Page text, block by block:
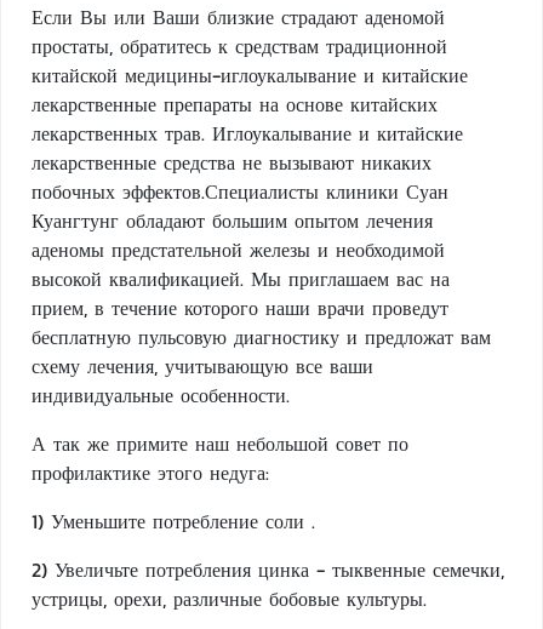
Если Вы или Ваши близкие страдают аденомой
простаты, обратитесь к средствам традиционной
китайской медицины-иглоукалывание и китайские
лекарственные препараты на основе китайских
лекарственных трав. Иглоукалывание и китайские
лекарственные средства не вызывают никаких
побочных эффектов.Специалисты клиники Суан
Куангтунг обладают большим опытом лечения
аденомы предстательной железы и необходимой
высокой квалификацией. Мы приглашаем вас на
прием, в течение которого наши врачи проведут
бесплатную пульсовую диагностику и предложат вам
схему лечения, учитывающую все ваши
индивидуальные особенности.
А так же примите наш небольшой совет по
профилактике этого недуга:
1) Уменьшите потребление соли .
2) Увеличьте потребления цинка - тыквенные семечки,
устрицы, орехи, различные бобовые культуры.